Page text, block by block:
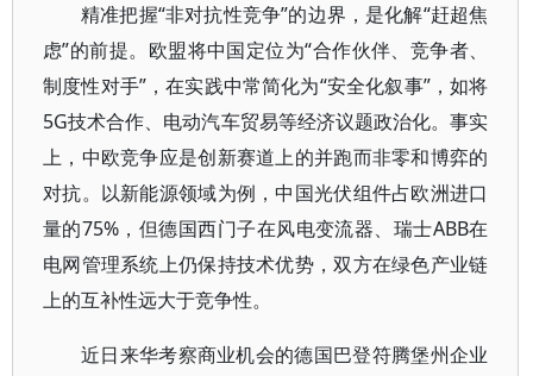
精准把握“非对抗性竞争”的边界，是化解“赶超焦
虑”的前提。欧盟将中国定位为“合作伙伴、竞争者、
制度性对手”，在实践中常简化为“安全化叙事”，如将
5G技术合作、电动汽车贸易等经济议题政治化。事实
上，中欧竞争应是创新赛道上的并跑而非零和博弈的
对抗。以新能源领域为例，中国光伏组件占欧洲进口
量的75%，但德国西门子在风电变流器、瑞士ABB在
电网管理系统上仍保持技术优势，双方在绿色产业链
上的互补性远大于竞争性。
近日来华考察商业机会的德国巴登符腾堡州企业